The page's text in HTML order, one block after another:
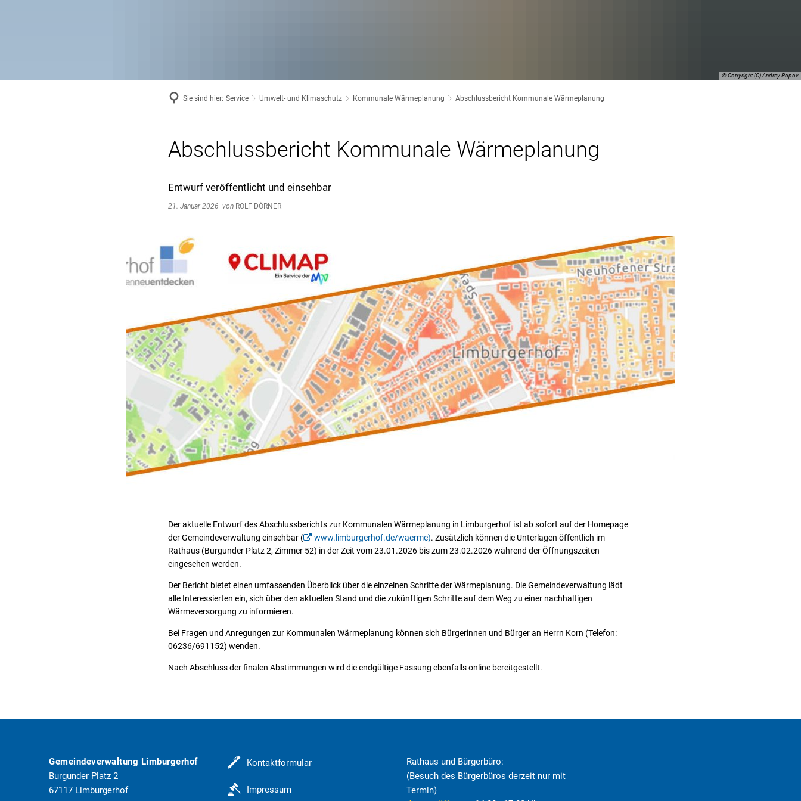
© Copyright (C) Andrey Popov
Sie sind hier: Service Umwelt- und Klimaschutz Kommunale Wärmeplanung Abschlussbericht Kommunale Wärmeplanung
Abschlussbericht Kommunale Wärmeplanung
Entwurf veröffentlicht und einsehbar
21. Januar 2026 von ROLF DÖRNER
Der aktuelle Entwurf des Abschlussberichts zur Kommunalen Wärmeplanung in Limburgerhof ist ab sofort auf der Homepage
der Gemeindeverwaltung einsehbar (
www.limburgerhof.de/waerme). Zusätzlich können die Unterlagen öffentlich im
Rathaus (Burgunder Platz 2, Zimmer 52) in der Zeit vom 23.01.2026 bis zum 23.02.2026 während der Öffnungszeiten
eingesehen werden.
Der Bericht bietet einen umfassenden Überblick über die einzelnen Schritte der Wärmeplanung. Die Gemeindeverwaltung lädt
alle Interessierten ein, sich über den aktuellen Stand und die zukünftigen Schritte auf dem Weg zu einer nachhaltigen
Wärmeversorgung zu informieren.
Bei Fragen und Anregungen zur Kommunalen Wärmeplanung können sich Bürgerinnen und Bürger an Herrn Korn (Telefon:
06236/691152) wenden.
Nach Abschluss der finalen Abstimmungen wird die endgültige Fassung ebenfalls online bereitgestellt.
Gemeindeverwaltung Limburgerhof
Burgunder Platz 2
67117 Limburgerhof
Kontaktformular
Impressum
Rathaus und Bürgerbüro:
(Besuch des Bürgerbüros derzeit nur mit
Termin)